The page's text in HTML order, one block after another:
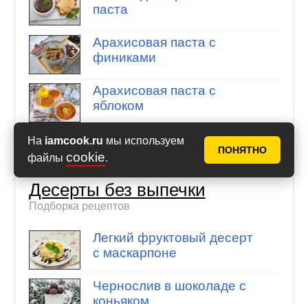
На iamcook.ru мы используем
файлы cookie.
ПОНЯТНО
паста
Арахисовая паста с
финиками
Арахисовая паста с
яблоком
Десерты без выпечки
Подборка рецептов
Легкий фруктовый десерт
с маскарпоне
Чернослив в шоколаде с